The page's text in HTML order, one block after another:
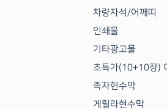
차량자석/어깨띠
인쇄물
기타광고물
초특가(10+10장)
족자현수막
게릴라현수막